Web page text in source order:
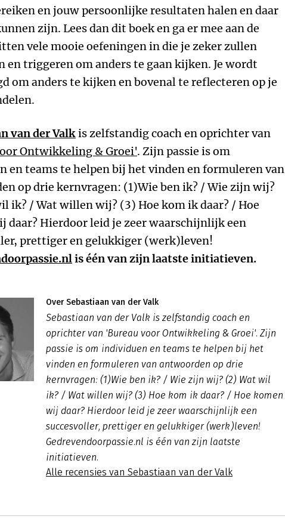
en jouw persoonlijke resultaten halen en daar
zijn. Lees dan dit boek en ga er mee aan de
vele mooie oefeningen in die je zeker zullen
en triggeren om anders te gaan kijken. Je wordt
om anders te kijken en bovenal te reflecteren op je
van der Valkis zelfstandig coach en oprichter van
Ontwikkeling & Groei'. Zijn passie is om
en teams te helpen bij het vinden en formuleren van
op drie kernvragen: (1)Wie ben ik? / Wie zijn wij?
ik? / Wat willen wij? (3) Hoe kom ik daar? / Hoe
daar? Hierdoor leid je zeer waarschijnlijk een
prettiger en gelukkiger (werk)leven!
is één van zijn laatste initiatieven.
Over Sebastiaan van der Valk
Sebastiaan van der Valk is zelfstandig coach en
oprichter van 'Bureau voor Ontwikkeling & Groei'. Zijn
passie is om individuen en teams te helpen bij het
vinden en formuleren van antwoorden op drie
kernvragen: (1)Wie ben ik? / Wie zijn wij? (2) Wat wil
ik? / Wat willen wij? (3) Hoe kom ik daar? / Hoe komen
wij daar? Hierdoor leid je zeer waarschijnlijk een
succesvoller, prettiger en gelukkiger (werk)leven!
Gedrevendoorpassie.nl is één van zijn laatste
initiatieven.
Alle recensies van Sebastiaan van der Valk